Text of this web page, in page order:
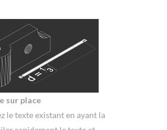
sur place
le texte existant en ayant la